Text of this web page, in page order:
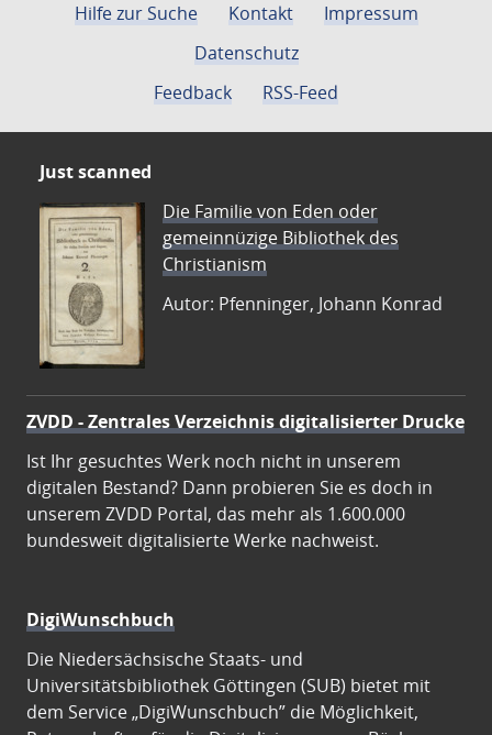
Hilfe zur Suche Kontakt
Impressum
Datenschutz
Feedback
RSS-Feed
Just scanned
Die Familie von Eden oder
gemeinnüzige Bibliothek des
Christianism
Autor: Pfenninger, Johann Konrad
ZVDD - Zentrales Verzeichnis digitalisierter Drucke
Ist Ihr gesuchtes Werk noch nicht in unserem
digitalen Bestand? Dann probieren Sie es doch in
unserem ZVDD Portal, das mehr als 1.600.000
bundesweit digitalisierte Werke nachweist.
DigiWunschbuch
Die Niedersächsische Staats- und
Universitätsbibliothek Göttingen (SUB) bietet mit
dem Service „DigiWunschbuch” die Möglichkeit,